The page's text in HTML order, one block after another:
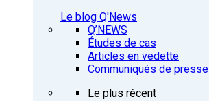
Le blog Q'News
Q’NEWS
Études de cas
Articles en vedette
Communiqués de presse
Le plus récent